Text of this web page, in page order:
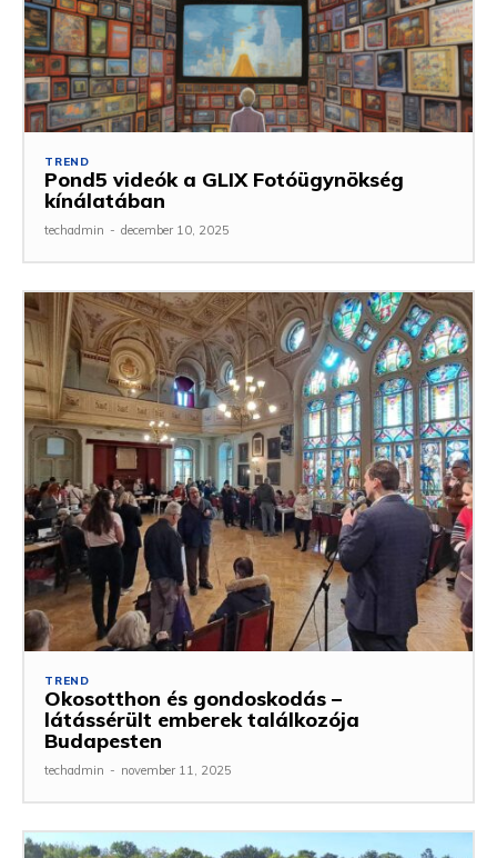
TREND
Pond5 videók a GLIX Fotóügynökség
kínálatában
techadmin - december 10, 2025
TREND
Okosotthon és gondoskodás –
látássérült emberek találkozója
Budapesten
techadmin - november 11, 2025